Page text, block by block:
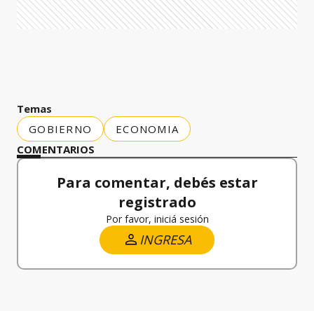
Temas
GOBIERNO
ECONOMIA
COMENTARIOS
Para comentar, debés estar
registrado
Por favor, iniciá sesión
INGRESA